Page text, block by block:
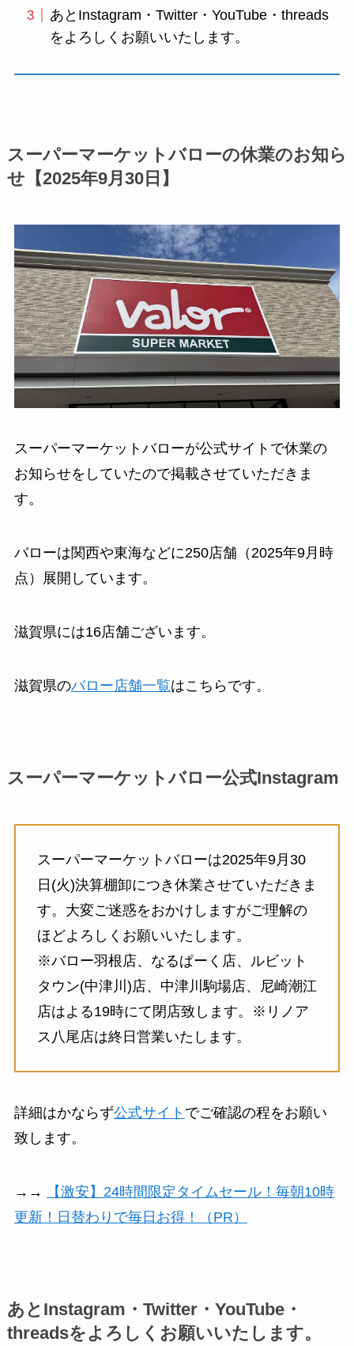
あとInstagram・Twitter・YouTube・threads
をよろしくお願いいたします。
スーパーマーケットバローの休業のお知ら
せ【2025年9月30日】
スーパーマーケットバローが公式サイトで休業の
お知らせをしていたので掲載させていただきま
す。
バローは関西や東海などに250店舗（2025年9月時
点）展開しています。
滋賀県には16店舗ございます。
滋賀県のバロー店舗一覧はこちらです。
スーパーマーケットバロー公式Instagram
スーパーマーケットバローは2025年9月30
日(火)決算棚卸につき休業させていただきま
す。大変ご迷惑をおかけしますがご理解の
ほどよろしくお願いいたします。
※バロー羽根店、なるぱーく店、ルビット
タウン(中津川)店、中津川駒場店、尼崎潮江
店はよる19時にて閉店致します。※リノア
ス八尾店は終日営業いたします。
詳細はかならず公式サイト でご確認の程をお願い
致します。
→→
【激安】24時間限定タイムセール！毎朝10時
更新！日替わりで毎日お得！（PR）
あとInstagram・Twitter・YouTube・
threadsをよろしくお願いいたします。